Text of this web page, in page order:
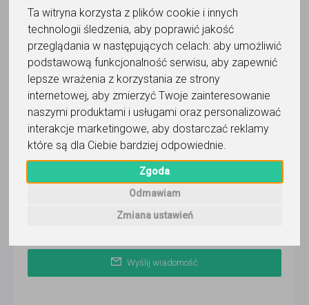
Ta witryna korzysta z plików cookie i innych
technologii śledzenia, aby poprawić jakość
przeglądania w następujących celach: aby umożliwić
podstawową funkcjonalność serwisu, aby zapewnić
lepsze wrażenia z korzystania ze strony
internetowej, aby zmierzyć Twoje zainteresowanie
naszymi produktami i usługami oraz personalizować
interakcje marketingowe, aby dostarczać reklamy
które są dla Ciebie bardziej odpowiednie.
Zgoda
Odmawiam
Zmiana ustawień
Krzysztof
Wyślij wiadomość
Ostatnia aktywność:
ponad 3 miesiące temu
Online
Zobacz więcej lokalizacji (4)
Wyślij wiadomość